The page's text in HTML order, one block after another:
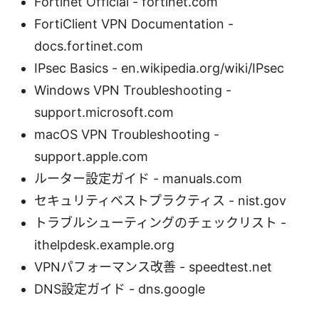
FortiClient VPN Documentation -
docs.fortinet.com
IPsec Basics - en.wikipedia.org/wiki/IPsec
Windows VPN Troubleshooting -
support.microsoft.com
macOS VPN Troubleshooting -
support.apple.com
ルーター設定ガイド - manuals.com
セキュリティベストプラクティス - nist.gov
トラブルシューティングのチェックリスト -
ithelpdesk.example.org
VPNパフォーマンス改善 - speedtest.net
DNS設定ガイド - dns.google